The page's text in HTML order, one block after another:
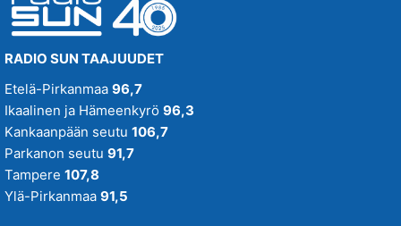
RADIO SUN TAAJUUDET
Etelä-Pirkanmaa 96,7
Ikaalinen ja Hämeenkyrö 96,3
Kankaanpään seutu 106,7
Parkanon seutu 91,7
Tampere 107,8
Ylä-Pirkanmaa 91,5